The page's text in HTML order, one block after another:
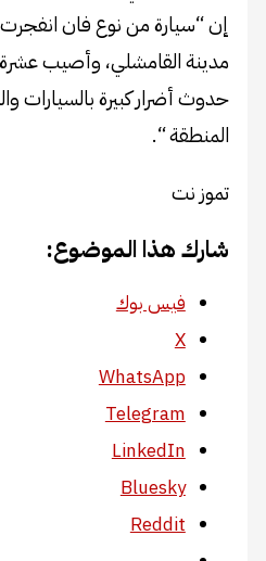
إن “سيارة من نوع فان
مدينة القامشلي، وأصيب
حدوث أضرار كبيرة بالسيارات
المنطقة “.
تموز نت
شارك هذا الموضوع:
فيس بوك
X
WhatsApp
Telegram
LinkedIn
Bluesky
Reddit